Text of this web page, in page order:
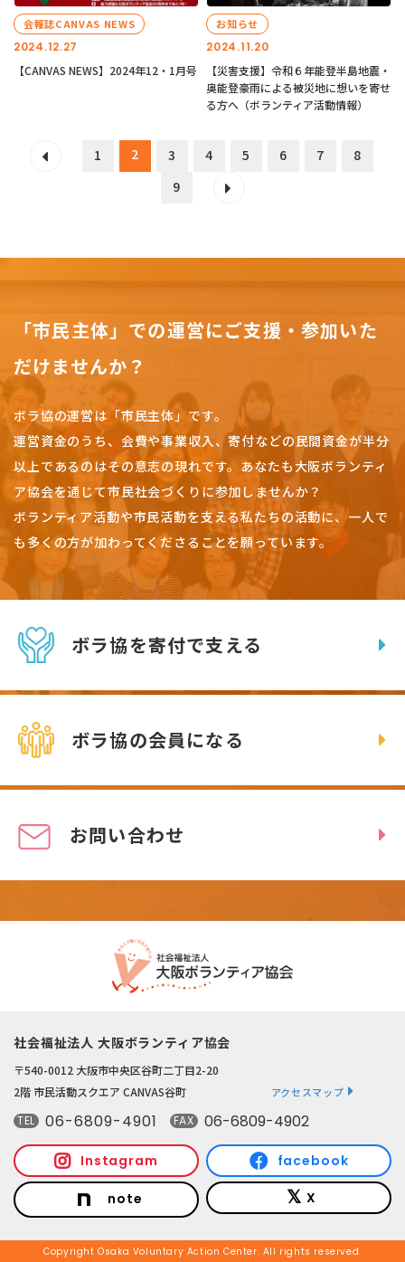
2024.12.27
会報誌CANVAS NEWS
【CANVAS NEWS】2024年12・1月号
2024.11.20
お知らせ
【災害支援】令和６年能登半島地震・
奥能登豪雨による被災地に想いを寄せ
る方へ（ボランティア活動情報）
1 2 3 4 5 6 7
8
9
「市民主体」での運営にご支援・参加いた
だけませんか？
ボラ協の運営は「市民主体」です。
運営資金のうち、会費や事業収入、寄付などの民間資金が半分
以上であるのはその意志の現れです。 あなたも大阪ボランティ
ア協会を通じて市民社会づくりに参加しませんか？
ボランティア活動や市民活動を支える私たちの活動に、一人で
も多くの方が加わってくださることを願っています。
ボラ協を寄付で支える
ボラ協の会員になる
お問い合わせ
社会福祉法人 大阪ボランティア協会
〒540-0012 大阪市中央区谷町二丁目2-20
2階 市民活動スクエア CANVAS谷町
アクセスマップ
TEL 06-6809-4901 FAX 06-6809-4902
Instagram facebook
note X
Copyright Osaka Voluntary Action Center. All rights reserved.